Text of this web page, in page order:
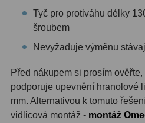
Paralaktické EQ19
Objímky 10
Motory a pohony
Tyč pro protiváhu délky
šroubem
Nevyžaduje výměnu
Před nákupem si prosím
podporuje upevnění hranolové
mm. Alternativou k tomuto
vidlicová montáž - montáž